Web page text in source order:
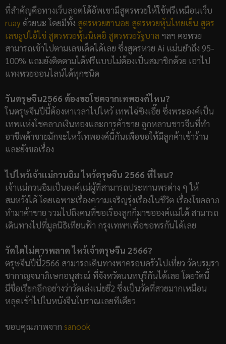
ที่สำคัญคือทางเว็บลอตโต้อัพเขามีสูตรหวยให้ใช้ฟรีเหมือนเว็บ
ruay ด้วยนะ โดยมีทั้ง สูตรหวยฮานอย สูตรหวยหุ้นไทยเย็น สูตร
เลขธูปไอ้ไข่ สูตรหวยหุ้นนิเคอิ สูตรหวยรัฐบาล ฯลฯ คอหวย
สามารถเข้าไปตามเลขเด็ดได้เลย ซึ่งสูตรหวย Ai แม่นยำถึง 95-
100% แถมยังติดตามได้ฟรีแบบไม่ต้องเป็นสมาชิกด้วย เอาไป
แทงหวยออนไลน์ได้ทุกชนิด
วันตรุษจีน2566 ต้องขอโชคจากเทพองค์ไหน?
ในตรุษจีนปีนี้ต้องหาเวลาไปไหว้ เทพไฉ่ซิงเอี๊ย ซึ่งพระองค์เป็น
เทพแห่งโชคลาภเงินทองและการค้าขาย ลูกหลานชาวจีนที่ทำ
อาชีพค้าขายมักจะไหว้เทพองค์นี้กันเพื่อขอให้มีลูกค้าเข้าร้าน
และยังขอเรื่อง
ไปไหว้เจ้าแม่กวนอิม ไหว้ตรุษจีน 2566 ที่ไหน?
เจ้าแม่กวนอิมเป็นองค์แม่ผู้ที่สามารถประทานพรต่าง ๆ ให้
สมหวังได้ โดยเฉพาะเรื่องความเจริญรุ่งเรืองในชีวิต เรื่องโชคลาภ
ทำมาค้าขาย รวมไปถึงคนที่ขอเรื่องลูกก็มาขอองค์แม่ได้ สามารถ
เดินทางไปที่มูลนิธิเทียนฟ้า กรุงเทพฯเพื่อขอพรกันได้เลย
วัดใดไม่ควรพลาด ไหว้เจ้าตรุษจีน 2566?
ตรุษจีนปีนี้2566 สามารถเดินทางพาครอบครัวไปเที่ยว วัดบรมรา
ชากาญจนาภิเษกอนุสรณ์ ที่จังหวัดนนทบุรีกันได้เลย โดยวัดนี้
มีชื่อเรียกอีกอย่างว่าวัดเล่งเน่ยยี่2 ซึ่งเป็นวัดที่สวยมากเหมือน
หลุดเข้าไปในหนังจีนโบราณเลยทีเดียว
ขอบคุณภาพจาก sanook